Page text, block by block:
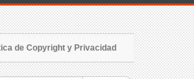
de Copyright y Privacidad